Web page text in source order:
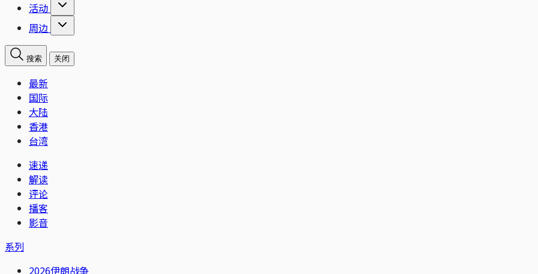
活动
周边
搜索 关闭
最新
国际
大陆
香港
台湾
速递
解读
评论
播客
影音
系列
2026伊朗战争